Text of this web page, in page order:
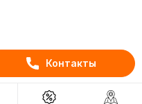
Контакты